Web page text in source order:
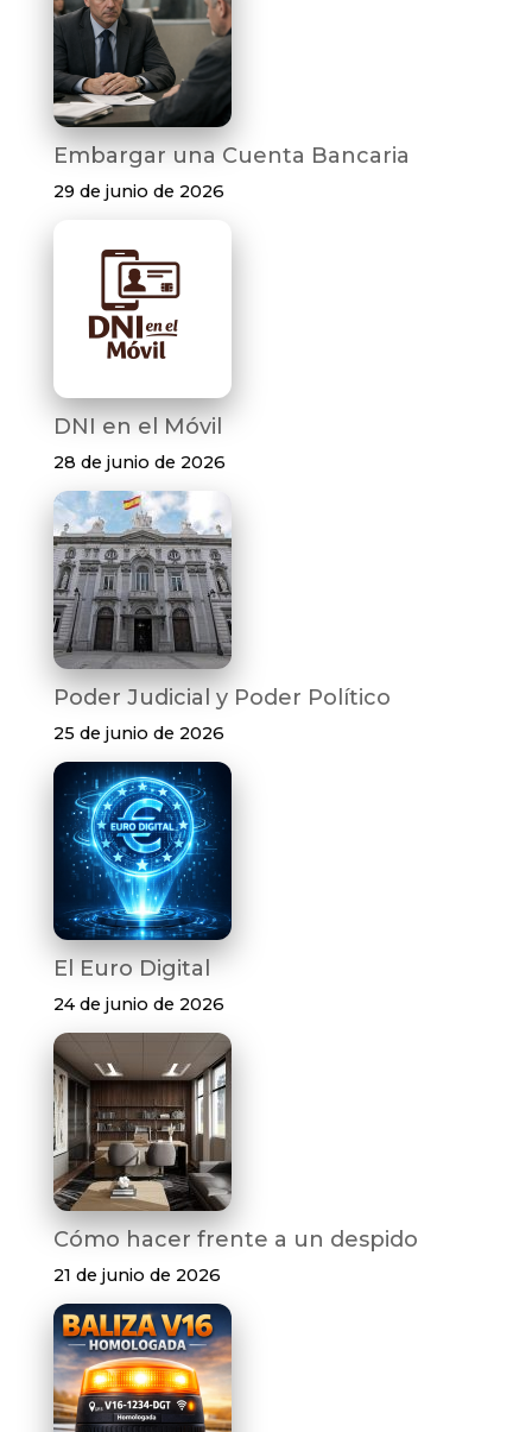
Embargar una Cuenta Bancaria
29 de junio de 2026
DNI en el Móvil
28 de junio de 2026
Poder Judicial y Poder Político
25 de junio de 2026
El Euro Digital
24 de junio de 2026
Cómo hacer frente a un despido
21 de junio de 2026